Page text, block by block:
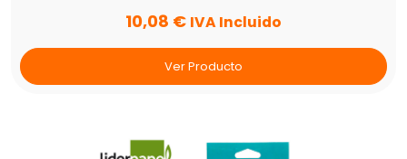
10,08 € IVA Incluido
Ver Producto